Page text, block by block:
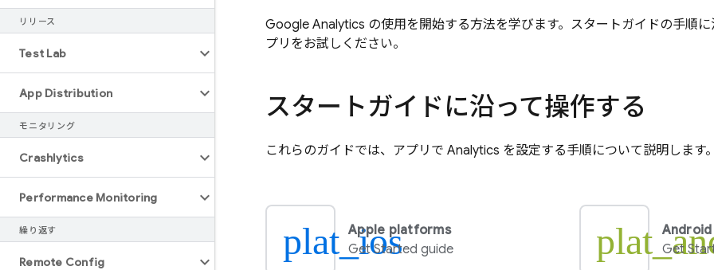
リリース
Test Lab
App Distribution
モニタリング
Crashlytics
Performance Monitoring
繰り返す
Remote Config
Google Analytics の使用を開始する方法を学びます。スタートガイドの手順
プリをお試しください。
スタートガイドに沿って操作する
これらのガイドでは、アプリで Analytics を設定する手順について説明します。
plat_ios
Apple platforms
Get Started guide
Android
Get